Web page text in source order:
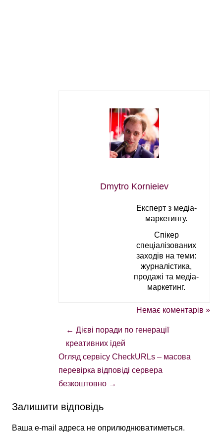
Dmytro Kornieiev
Експерт з медіа-
маркетингу.
Спікер
спеціалізованих
заходів на теми:
журналістика,
продажі та медіа-
маркетинг.
Немає коментарів »
← Дієві поради по генерації
креативних ідей
Огляд сервісу CheckURLs – масова
перевірка відповіді сервера
безкоштовно →
Залишити відповідь
Ваша e-mail адреса не оприлюднюватиметься.